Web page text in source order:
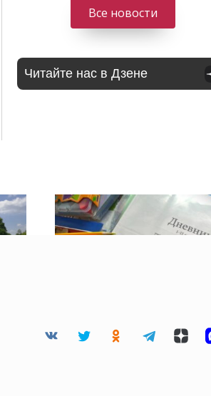
Все новости
Читайте нас в Дзене
Сравниваем цены на
пиджаки, комплекты и